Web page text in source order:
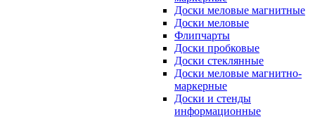
Доски меловые магнитные
Доски меловые
Флипчарты
Доски пробковые
Доски стеклянные
Доски меловые магнитно-
маркерные
Доски и стенды
информационные